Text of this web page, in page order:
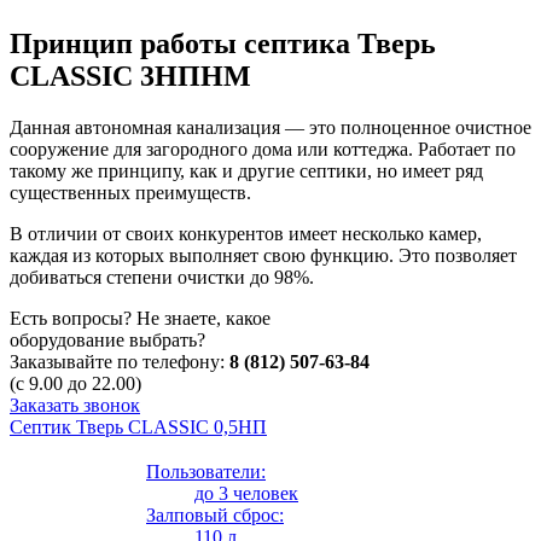
Принцип работы септика Тверь
CLASSIC 3НПНМ
Данная автономная канализация — это полноценное очистное
сооружение для загородного дома или коттеджа. Работает по
такому же принципу, как и другие септики, но имеет ряд
существенных преимуществ.
В отличии от своих конкурентов имеет несколько камер,
каждая из которых выполняет свою функцию. Это позволяет
добиваться степени очистки до 98%.
Есть вопросы? Не знаете, какое
оборудование выбрать?
Заказывайте по телефону: 8 (812) 507-63-84
(с 9.00 до 22.00)
Заказать звонок
Септик Тверь CLASSIC 0,5НП
Пользователи:
до 3 человек
Залповый сброс:
110 л.